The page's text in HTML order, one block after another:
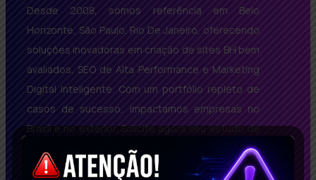
Desde 2008, somos referência em Belo
Horizonte, São Paulo, Rio De Janeiro, oferecendo
soluções inovadoras em criação de sites BH bem
avaliados, SEO de Alta Performance e Marketing
Digital Inteligente. Com um portfólio repleto de
casos de sucesso, impactamos empresas no
Brasil e no exterior. Solicite agora seu estudo de
caso gratuito e descubra como podemos
transformar seu negócio!